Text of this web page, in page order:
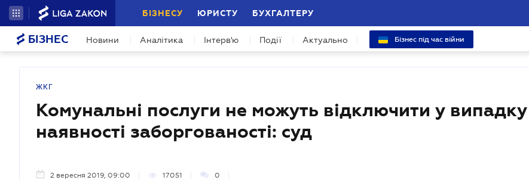
БІЗНЕСУ ЮРИСТУ БУХГАЛТЕРУ
БІЗНЕС Новини Аналітика Інтерв'ю Події Актуально Бізнес під час війни
ЖКГ
Комунальні послуги не можуть відключити у випадку
наявності заборгованості: суд
2 вересня 2019, 09:00 17051 0